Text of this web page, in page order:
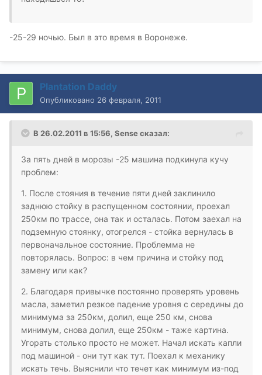
-25-29 ночью. Был в это время в Воронеже.
Plantation Daddy
Опубликовано 26 февраля, 2011
В 26.02.2011 в 15:56, Sense сказал:
За пять дней в морозы -25 машина подкинула кучу
проблем:
1. После стояния в течение пяти дней заклинило
заднюю стойку в распущенном состоянии, проехал
250км по трассе, она так и осталась. Потом заехал на
подземную стоянку, отогрелся - стойка вернулась в
первоначальное состояние. Проблемма не
повторялась. Вопрос: в чем причина и стойку под
замену или как?
2. Благодаря привычке постоянно проверять уровень
масла, заметил резкое падение уровня с середины до
минимума за 250км, долил, еще 250 км, снова
минимум, снова долил, еще 250км - таже картина.
Угорать столько просто не может. Начал искать капли
под машиной - они тут как тут. Поехал к механику
искать течь. Выяснили что течет как минимум из-под